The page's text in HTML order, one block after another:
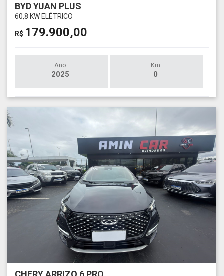
BYD YUAN PLUS
60,8 KW ELÉTRICO
R$ 179.900,00
Ano
2025
Km
0